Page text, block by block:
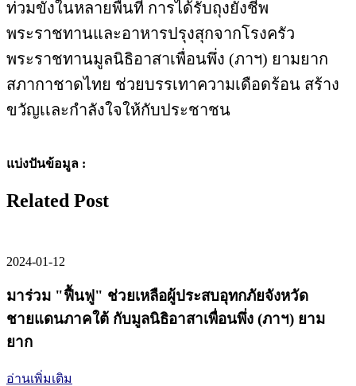
ท่วมขังในหลายพื้นที่ การได้รับถุงยังชีพ
พระราชทานและอาหารปรุงสุกจากโรงครัว
พระราชทานมูลนิธิอาสาเพื่อนพึ่ง (ภาฯ) ยามยาก
สภากาชาดไทย ช่วยบรรเทาความเดือดร้อน สร้าง
ขวัญเเละกำลังใจให้กับประชาชน
แบ่งปันข้อมูล :
Related Post
2024-01-12
มาร่วม "ฟื้นฟู" ช่วยเหลือผู้ประสบอุทกภัยจังหวัด
ชายแดนภาคใต้ กับมูลนิธิอาสาเพื่อนพึ่ง (ภาฯ) ยาม
ยาก
อ่านเพิ่มเติม